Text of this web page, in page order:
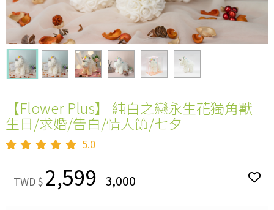
【Flower Plus】 純白之戀永生花獨角獸
生日/求婚/告白/情人節/七夕
5.0
TWD $ 2,599 3,000